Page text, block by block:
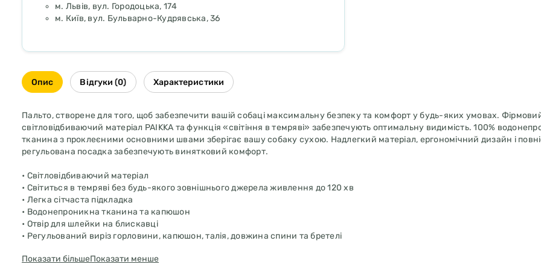
м. Львів, вул. Городоцька, 174
м. Київ, вул. Бульварно-Кудрявська, 36
Опис Відгуки (0) Характеристики
Пальто, створене для того, щоб забезпечити вашій собаці максимальну безпеку та комфорт у будь-яких умовах.
світловідбиваючий матеріал PAIKKA та функція «світіння в темряві» забезпечують оптимальну видимість. 100%
тканина з проклеєними основними швами зберігає вашу собаку сухою. Надлегкий матеріал, ергономічний дизайн і
регульована посадка забезпечують винятковий комфорт.
• Світловідбиваючий матеріал
• Світиться в темряві без будь-якого зовнішнього джерела живлення до 120 хв
• Легка сітчаста підкладка
• Водонепроникна тканина та капюшон
• Отвір для шлейки на блискавці
• Регульований виріз горловини, капюшон, талія, довжина спини та бретелі
Показати більшеПоказати менше